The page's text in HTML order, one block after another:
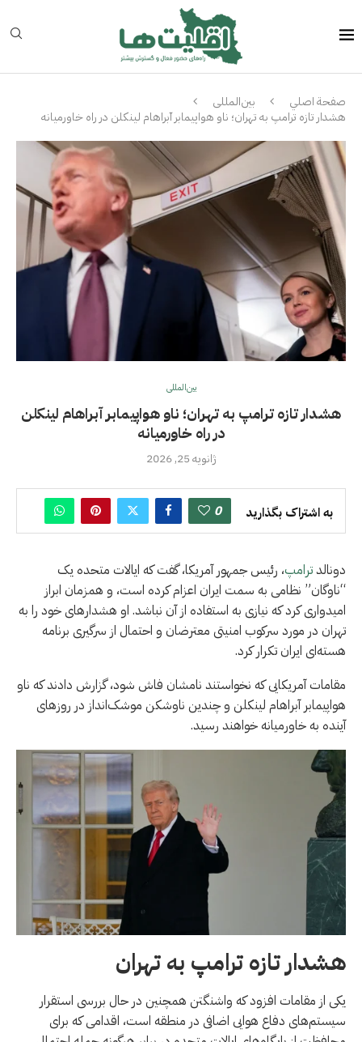
صفحة اصلي
بین‌المللی
هشدار تازه ترامپ به تهران؛ ناو هواپیمابر آبراهام لینکلن در راه خاورمیانه
بین‌المللی
هشدار تازه ترامپ به تهران؛ ناو هواپیمابر آبراهام لینکلن
در راه خاورمیانه
ژانویه 25, 2026
به اشتراک بگذارید 0
دونالدترامپ، رئیس جمهور آمریکا، گفت که ایالات متحده یک
“ناوگان” نظامی به سمت ایران اعزام کرده است، و همزمان ابراز
امیدواری کرد که نیازی به استفاده از آن نباشد. او هشدارهای خود را به
تهران در مورد سرکوب امنیتی معترضان و احتمال از سرگیری برنامه
هسته‌ای ایران تکرار کرد.
مقامات آمریکایی که نخواستند نامشان فاش شود، گزارش دادند که ناو
هواپیمابر آبراهام لینکلن و چندین ناوشکن موشک‌انداز در روزهای
آینده به خاورمیانه خواهند رسید.
هشدار تازه ترامپ به تهران
یکی از مقامات افزود که واشنگتن همچنین در حال بررسی استقرار
سیستم‌های دفاع هوایی اضافی در منطقه است، اقدامی که برای